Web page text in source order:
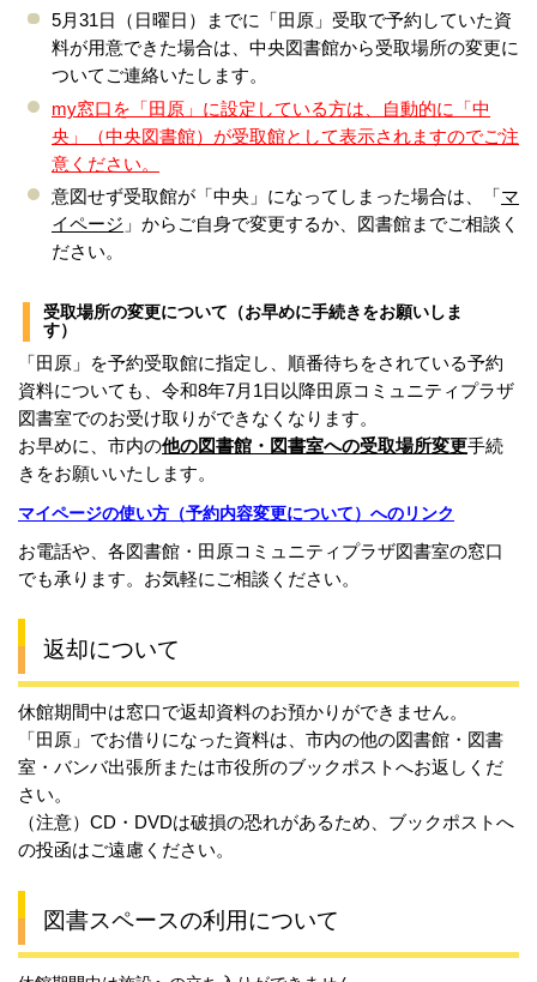
5月31日（日曜日）までに「田原」受取で予約していた資
料が用意できた場合は、中央図書館から受取場所の変更に
ついてご連絡いたします。
my窓口を「田原」に設定している方は、自動的に「中
央」（中央図書館）が受取館として表示されますのでご注
意ください。
意図せず受取館が「中央」になってしまった場合は、「 マ
イページ 」からご自身で変更するか、図書館までご相談く
ださい。
受取場所の変更について（お早めに手続きをお願いしま
す）
「田原」を予約受取館に指定し、順番待ちをされている予約
資料についても、令和8年7月1日以降田原コミュニティプラザ
図書室でのお受け取りができなくなります。
お早めに、市内の他の図書館・図書室への受取場所変更手続
きをお願いいたします。
マイページの使い方（予約内容変更について）へのリンク
お電話や、各図書館・田原コミュニティプラザ図書室の窓口
でも承ります。お気軽にご相談ください。
返却について
休館期間中は窓口で返却資料のお預かりができません。
「田原」でお借りになった資料は、市内の他の図書館・図書
室・バンバ出張所または市役所のブックポストへお返しくだ
さい。
（注意）CD・DVDは破損の恐れがあるため、ブックポストへ
の投函はご遠慮ください。
図書スペースの利用について